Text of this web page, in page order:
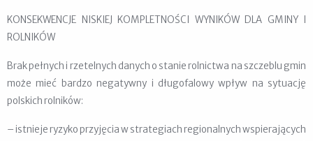
KONSEKWENCJE NISKIEJ KOMPLETNOŚCI WYNIKÓW DLA GMINY I
ROLNIKÓW
Brak pełnych i rzetelnych danych o stanie rolnictwa na szczeblu gmin
może mieć bardzo negatywny i długofalowy wpływ na sytuację
polskich rolników:
– istnieje ryzyko przyjęcia w strategiach regionalnych wspierających